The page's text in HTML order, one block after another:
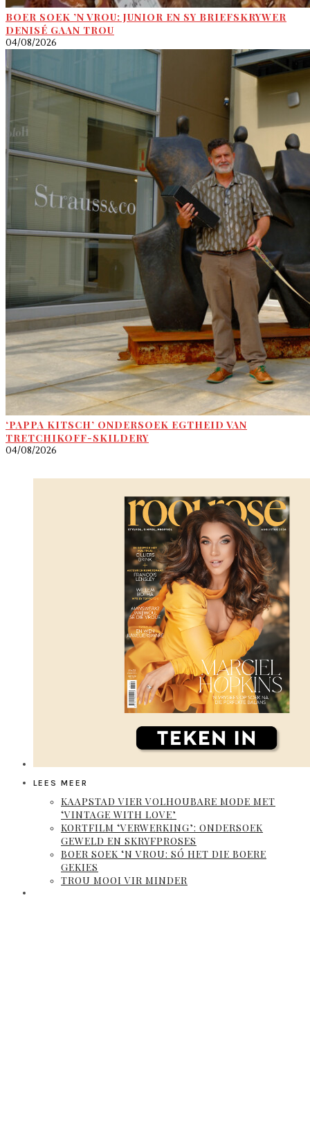
BOER SOEK ’N VROU: JUNIOR EN SY BRIEFSKRYWER
DENISÉ GAAN TROU
04/08/2026
‘PAPPA KITSCH’ ONDERSOEK EGTHEID VAN
TRETCHIKOFF-SKILDERY
04/08/2026
LEES MEER
KAAPSTAD VIER VOLHOUBARE MODE MET
‘VINTAGE WITH LOVE’
KORTFILM ‘VERWERKING’: ONDERSOEK
GEWELD EN SKRYFPROSES
BOER SOEK ‘N VROU: SÓ HET DIE BOERE
GEKIES
TROU MOOI VIR MINDER